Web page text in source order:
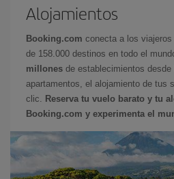
Alojamientos
Booking.com conecta a los
de 158.000 destinos en todo el
millones de establecimientos
apartamentos, el alojamiento de tus
clic.
Reserva tu vuelo barato y tu
Booking.com y experimenta el